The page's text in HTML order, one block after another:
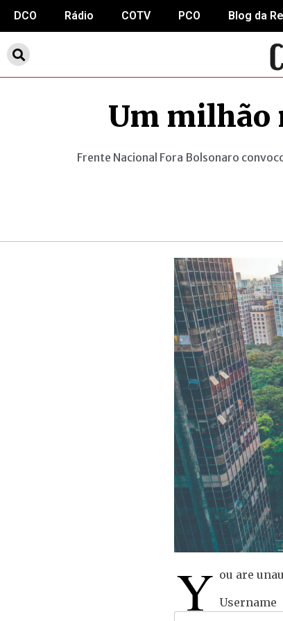
DCO Rádio COTV PCO Blog da
Um milhão
Frente Nacional Fora Bolsonaro
Y ou are
Username